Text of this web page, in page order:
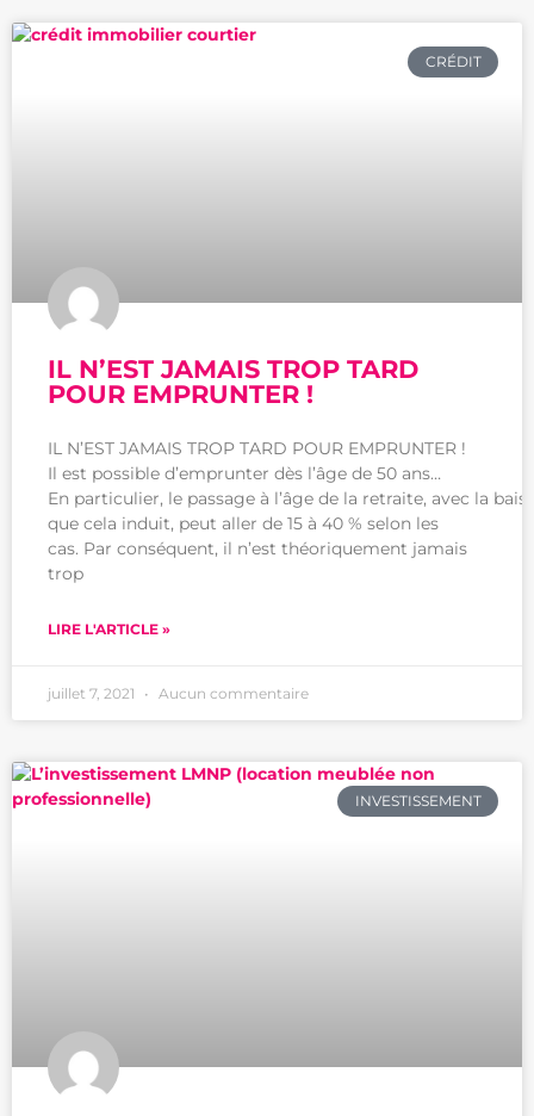
CRÉDIT
IL N’EST JAMAIS TROP TARD
POUR EMPRUNTER !
IL N’EST JAMAIS TROP TARD POUR EMPRUNTER !
Il est possible d’emprunter dès l’âge de 50 ans…
En particulier, le passage à l’âge de la retraite, avec la
que cela induit, peut aller de 15 à 40 % selon les
cas. Par conséquent, il n’est théoriquement jamais
trop
LIRE L'ARTICLE »
juillet 7, 2021 Aucun commentaire
INVESTISSEMENT